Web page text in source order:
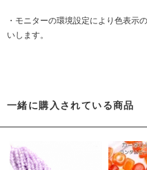
・モニターの環境設定により色表示
いします。
一緒に購入されている商品